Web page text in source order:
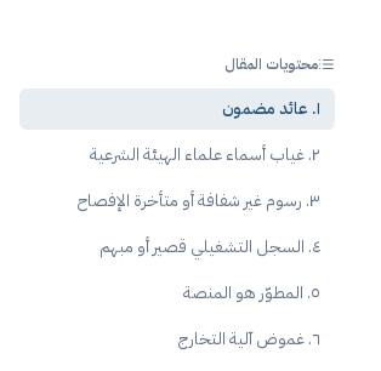
محتويات المقال
١. عائد مضمون
٢. غياب أسماء علماء الهيئة الشرعية
٣. رسوم غير شفافة أو متأخرة الإفصاح
٤. السجل التشغيلي قصير أو مبهم
٥. المطوّر هو المنصة
٦. غموض آلية التخارج